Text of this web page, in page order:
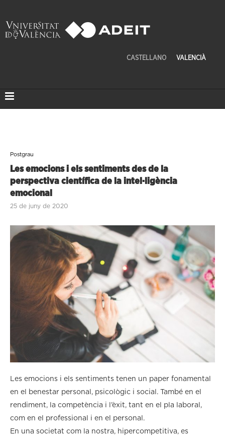
CASTELLANO VALENCIÀ
Postgrau
Les emocions i els sentiments des de la
perspectiva científica de la intel·ligència
emocional
25 de juny de 2020
Les emocions i els sentiments tenen un paper fonamental
en el benestar personal, psicològic i social. També en el
rendiment, la competència i l’èxit, tant en el pla laboral,
com en el professional i en el personal.
En una societat com la nostra, hipercompetitiva, es